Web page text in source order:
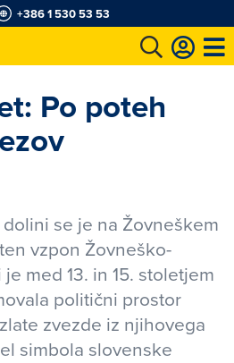
+386 1 530 53 53
Po poteh
se je na Žovneškem
vzpon Žovneško-
med 13. in 15. stoletjem
politični prostor
zvezde iz njihovega
simbola slovenske